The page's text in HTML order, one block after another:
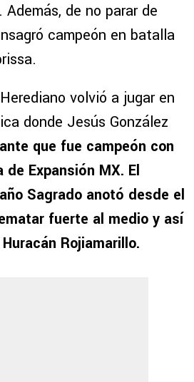
de no parar de
campeón en batalla
volvió a jugar en
donde Jesús González
que fue campeón con
Expansión MX. El
Sagrado anotó desde el
fuerte al medio y así
Rojiamarillo.